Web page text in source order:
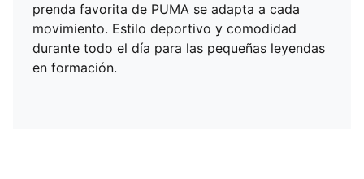
prenda favorita de PUMA se adapta a cada
movimiento. Estilo deportivo y comodidad
durante todo el día para las pequeñas leyendas
en formación.